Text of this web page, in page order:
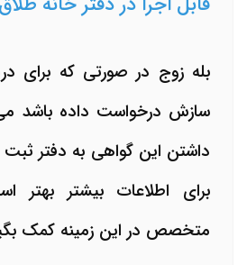
بله زوج در صورتی که برای
سازش درخواست داده باشد
داشتن این گواهی به دفتر
برای اطلاعات بیشتر
متخصص در این زمینه کمک